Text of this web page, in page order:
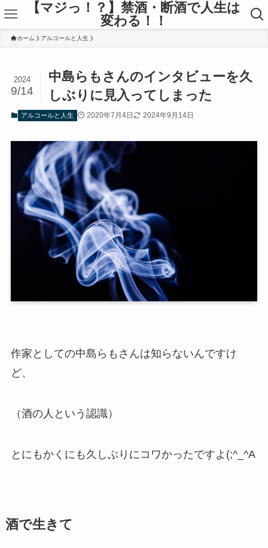
【マジっ！？】禁酒・断酒で人生は
変わる！！
ホーム アルコールと人生
中島らもさんのインタビューを久
しぶりに見入ってしまった
2024
9/14
アルコールと人生 2020年7月4日 2024年9月14日
作家としての中島らもさんは知らないんですけ
ど、
（酒の人という認識）
とにもかくにも久しぶりにコワかったですよ(;^_^A
酒で生きて